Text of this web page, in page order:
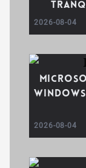
2026-08-04
2026-08-04